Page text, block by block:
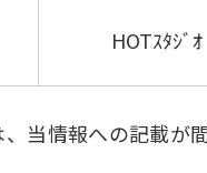
HOTｽﾀｼﾞｵ
当情報への記載が